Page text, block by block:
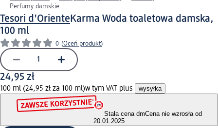
Perfumy damskie
Tesori d'Oriente Karma Woda toaletowa damska,
100 ml
0 (Oceń produkt)
24,95 zł
100 ml (24,95 zł za 100 ml)w tym VAT plus wysyłka
Stała cena dmCena nie wzrosła od
20.01.2025